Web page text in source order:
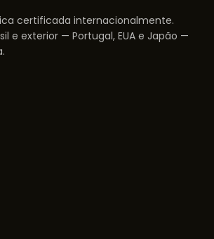
certificada internacionalmente.
e exterior — Portugal, EUA e Japão —